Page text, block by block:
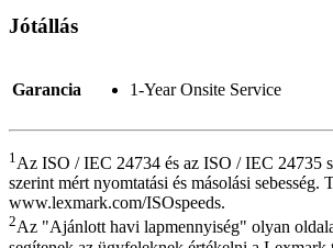
Jótállás
Garancia 1-Year Onsite Service
1Az ISO / IEC 24734 és az ISO / IEC 24735
szerint mért nyomtatási és másolási sebesség.
www.lexmark.com/ISOspeeds.
2Az "Ajánlott havi lapmennyiség" olyan